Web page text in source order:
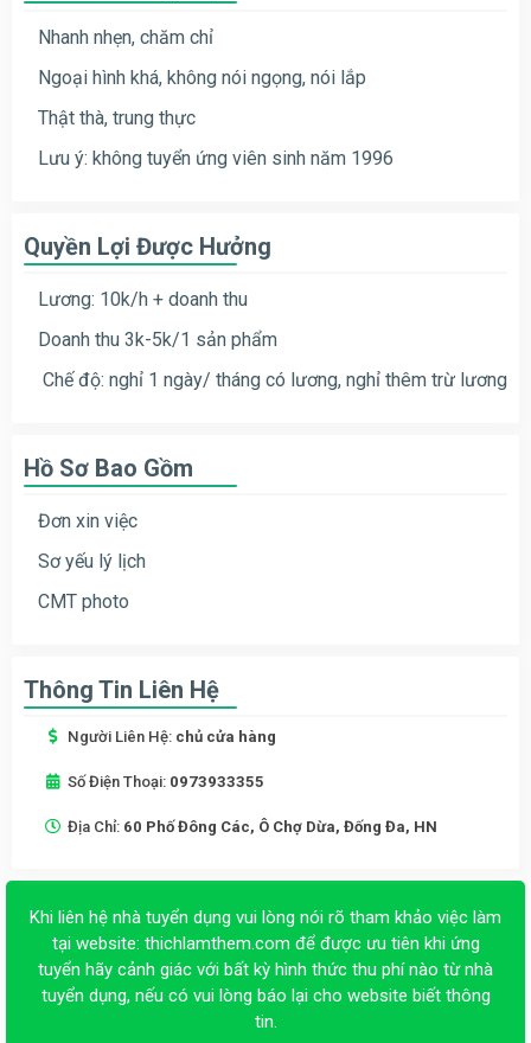
Nhanh nhẹn, chăm chỉ
Ngoại hình khá, không nói ngọng, nói lắp
Thật thà, trung thực
Lưu ý: không tuyển ứng viên sinh năm 1996
Quyền Lợi Được Hưởng
Lương: 10k/h + doanh thu
Doanh thu 3k-5k/1 sản phẩm
Chế độ: nghỉ 1 ngày/ tháng có lương, nghỉ thêm trừ lương
Hồ Sơ Bao Gồm
Đơn xin việc
Sơ yếu lý lịch
CMT photo
Thông Tin Liên Hệ
Người Liên Hệ: chủ cửa hàng
Số Điện Thoại: 0973933355
Địa Chỉ: 60 Phố Đông Các, Ô Chợ Dừa, Đống Đa, HN
Khi liên hệ nhà tuyển dụng vui lòng nói rõ tham khảo việc làm
tại website: thichlamthem.com để được ưu tiên khi ứng
tuyển hãy cảnh giác với bất kỳ hình thức thu phí nào từ nhà
tuyển dụng, nếu có vui lòng báo lại cho website biết thông
tin.